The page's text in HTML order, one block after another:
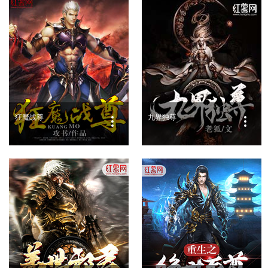
狂魔战尊 九界独尊